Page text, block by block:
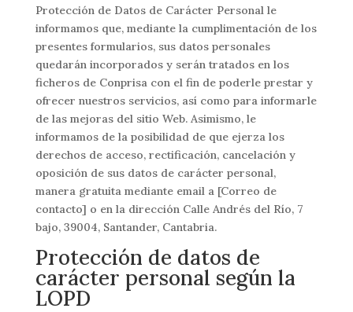
Protección de Datos de Carácter Personal le
informamos que, mediante la cumplimentación de los
presentes formularios, sus datos personales
quedarán incorporados y serán tratados en los
ficheros de Conprisa con el fin de poderle prestar y
ofrecer nuestros servicios, así­ como para informarle
de las mejoras del sitio Web. Asimismo, le
informamos de la posibilidad de que ejerza los
derechos de acceso, rectificación, cancelación y
oposición de sus datos de carácter personal,
manera gratuita mediante email a [Correo de
contacto] o en la dirección Calle Andrés del Río, 7
bajo, 39004, Santander, Cantabria.
Protección de datos de
carácter personal según la
LOPD